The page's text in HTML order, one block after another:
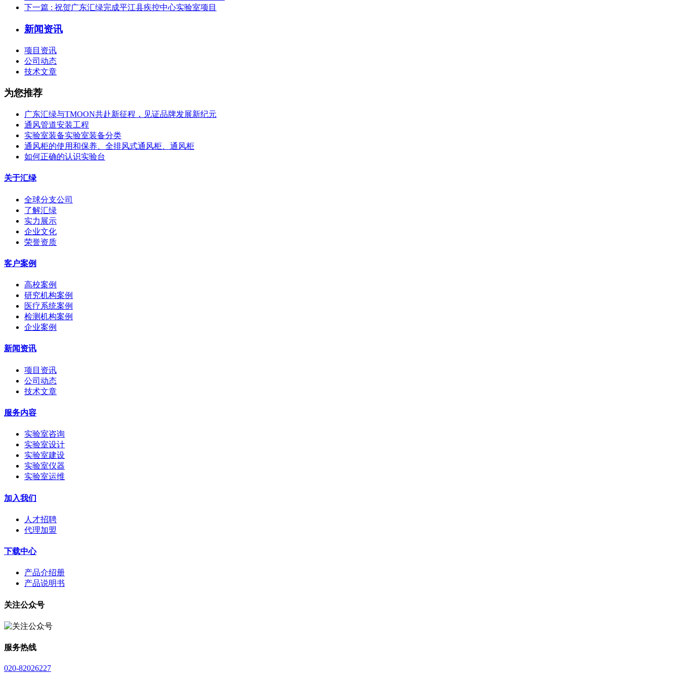
下一篇 : 祝贺广东汇绿完成平江县疾控中心实验室项目
新闻资讯
项目资讯
公司动态
技术文章
为您推荐
广东汇绿与TMOON共赴新征程，见证品牌发展新纪元
通风管道安装工程
实验室装备实验室装备分类
通风柜的使用和保养、全排风式通风柜、通风柜
如何正确的认识实验台
关于汇绿
全球分支公司
了解汇绿
实力展示
企业文化
荣誉资质
客户案例
高校案例
研究机构案例
医疗系统案例
检测机构案例
企业案例
新闻资讯
项目资讯
公司动态
技术文章
服务内容
实验室咨询
实验室设计
实验室建设
实验室仪器
实验室运维
加入我们
人才招聘
代理加盟
下载中心
产品介绍册
产品说明书
关注公众号
服务热线
020-82026227